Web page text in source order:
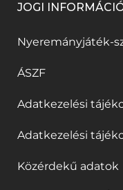
JOGI
Nyeremányjáték-
ÁSZF
Adatkezelési
Adatkezelési
Közérdekű adatok